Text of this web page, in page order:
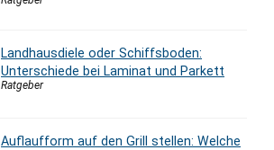
Landhausdiele oder Schiffsboden:
Unterschiede bei Laminat und Parkett
Ratgeber
Auflaufform auf den Grill stellen: Welche